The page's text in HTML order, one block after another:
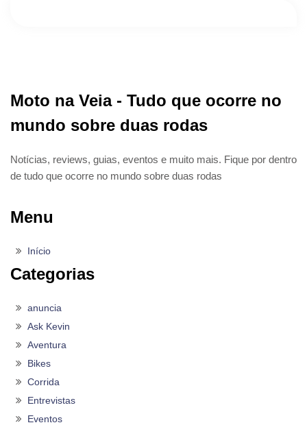
Moto na Veia - Tudo que ocorre no
mundo sobre duas rodas
Notícias, reviews, guias, eventos e muito mais. Fique por dentro
de tudo que ocorre no mundo sobre duas rodas
Menu
Início
Categorias
anuncia
Ask Kevin
Aventura
Bikes
Corrida
Entrevistas
Eventos